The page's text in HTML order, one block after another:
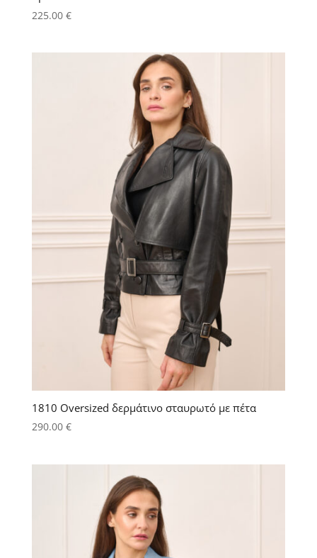
225.00 €
1810 Οversized δερμάτινο σταυρωτό με πέτα
290.00 €